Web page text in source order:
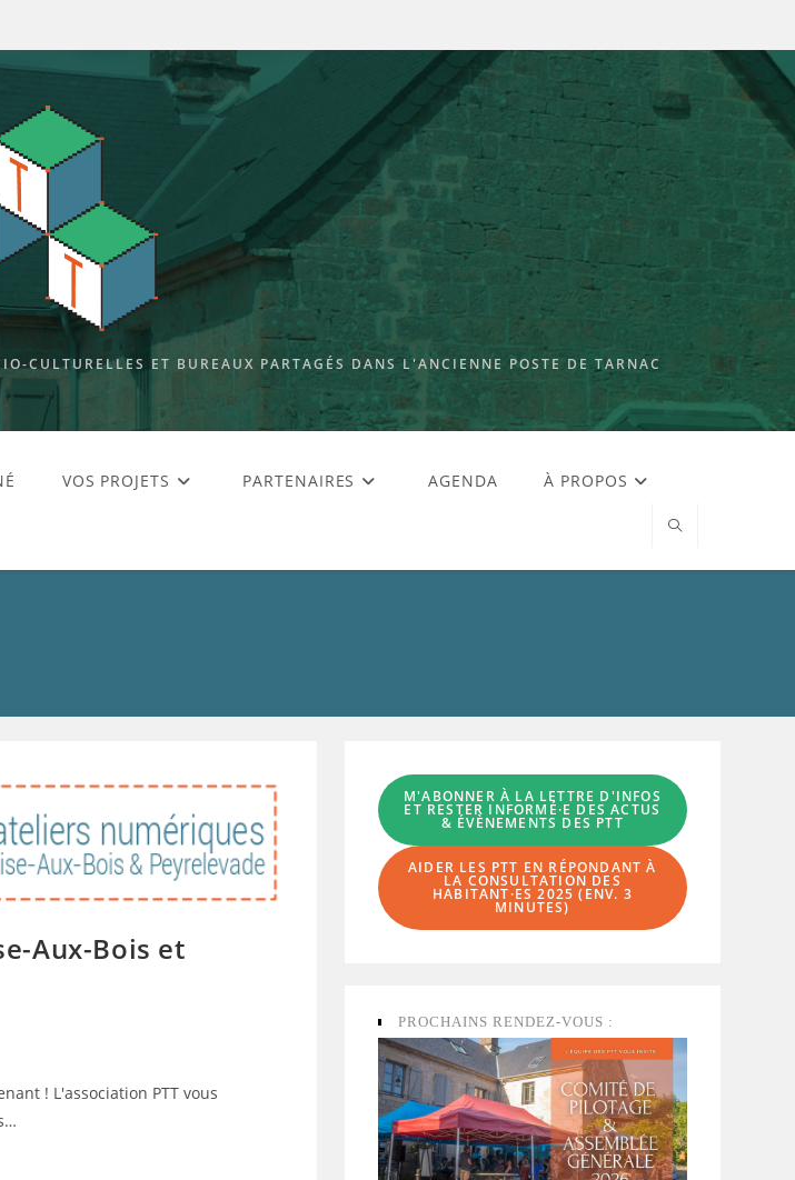
CULTURELLES ET BUREAUX PARTAGÉS DANS L'ANCIENNE POSTE DE TARNAC
VOS PROJETS PARTENAIRES AGENDA À PROPOS
Aux-Bois et
! L'association PTT vous
M'ABONNER À LA LETTRE D'INFOS
ET RESTER INFORMÉ·E DES ACTUS
& ÉVÈNEMENTS DES PTT
AIDER LES PTT EN RÉPONDANT À
LA CONSULTATION DES
HABITANT·ES2025 (ENV. 3
MINUTES)
PROCHAINS RENDEZ-VOUS :